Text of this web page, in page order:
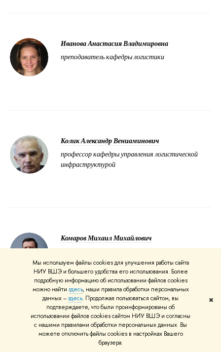
Мы используем файлы cookies для улучшения работы сайта
НИУ ВШЭ и большего удобства его использования. Более
подробную информацию об использовании файлов cookies
можно найти здесь, наши правила обработки персональных
данных –здесь. Продолжая пользоваться сайтом, вы
подтверждаете, что были проинформированы об
использовании файлов cookies сайтом НИУ ВШЭ и согласны
с нашими правилами обработки персональных данных. Вы
можете отключить файлы cookies в настройках Вашего
браузера.
✖
Иванова Анастасия Владимировна
преподаватель кафедры логистики
Колик Александр Вениаминович
профессор кафедры управления логистической
инфраструктурой
Комаров Михаил Михайлович
доцент кафедры инноваций и бизнеса в сфере
информационных технологий
Левина Тамара Владимировна
старший преподаватель кафедры логистики